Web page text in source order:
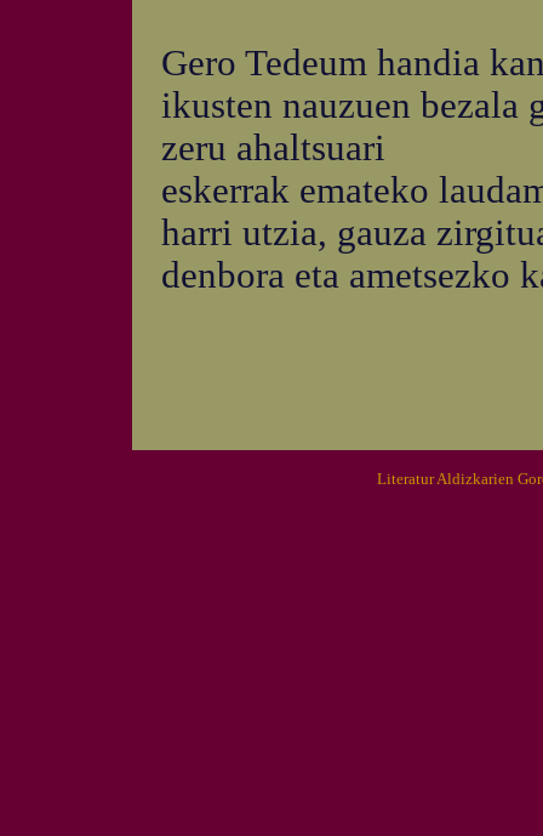
Gero Tedeum handia
ikusten nauzuen bezala
zeru ahaltsuari
eskerrak emateko
harri utzia, gauza
denbora eta ametsezko
Literatur Aldizkarien